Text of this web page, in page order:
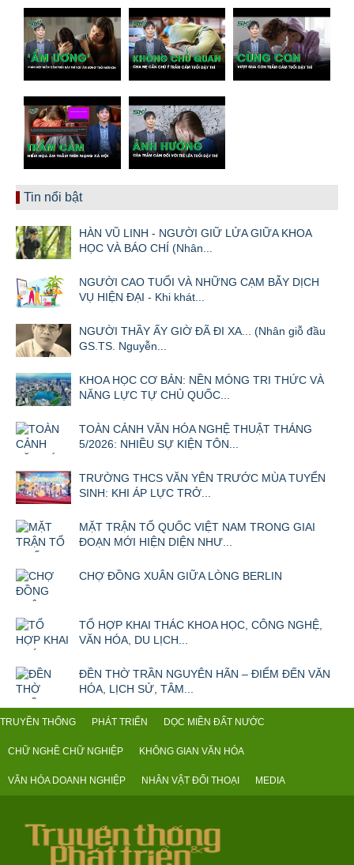
Tin nổi bật
HÀN VŨ LINH - NGƯỜI GIỮ LỬA GIỮA KHOA
HỌC VÀ BÁO CHÍ (Nhân...
NGƯỜI CAO TUỔI VÀ NHỮNG CẠM BẪY DỊCH
VỤ HIỆN ĐẠI - Khi khát...
NGƯỜI THẦY ẤY GIỜ ĐÃ ĐI XA... (Nhân giỗ đầu
GS.TS. Nguyễn...
KHOA HỌC CƠ BẢN: NỀN MÓNG TRI THỨC VÀ
NĂNG LỰC TỰ CHỦ QUỐC...
TOÀN CẢNH VĂN HÓA NGHỆ THUẬT THÁNG
5/2026: NHIỀU SỰ KIỆN TÔN...
TRƯỜNG THCS VĂN YÊN TRƯỚC MÙA TUYỂN
SINH: KHI ÁP LỰC TRỞ...
MẶT TRẬN TỔ QUỐC VIỆT NAM TRONG GIAI
ĐOẠN MỚI HIỆN DIỆN NHƯ...
CHỢ ĐỒNG XUÂN GIỮA LÒNG BERLIN
TỔ HỢP KHAI THÁC KHOA HỌC, CÔNG NGHỆ,
VĂN HÓA, DU LỊCH...
ĐỀN THỜ TRẦN NGUYÊN HÃN – ĐIỂM ĐẾN VĂN
HÓA, LỊCH SỬ, TÂM...
TRUYỀN THỐNG PHÁT TRIỂN DỌC MIỀN ĐẤT NƯỚC
CHỮ NGHỀ CHỮ NGHIỆP KHÔNG GIAN VĂN HÓA
VĂN HÓA DOANH NGHIỆP NHÂN VẬT ĐỐI THOẠI MEDIA